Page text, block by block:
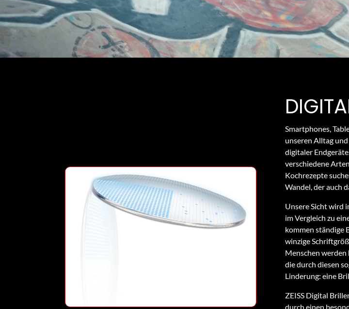
Smartphones,
unseren Alltag
digitaler
verschiedene
Kochrezepte
Wandel, der auch
Unsere Sicht wird
im Vergleich zu
kommen ständige
winzige
Menschen
die durch diesen
Linderung: eine
ZEISS Digital
durch einen